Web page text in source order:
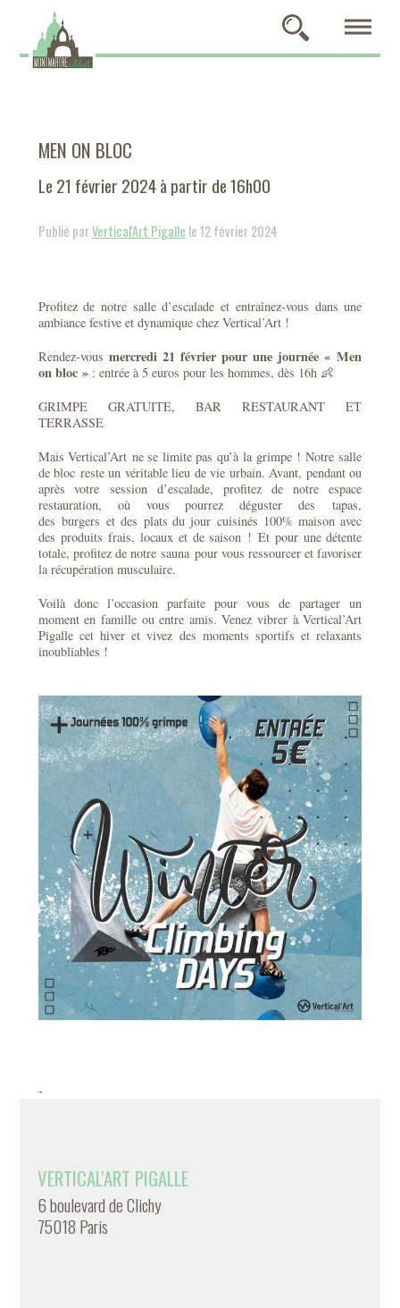
MEN ON BLOC
Le 21 février 2024 à partir de 16h00
Publié parVertical'Art Pigalle le 12 février 2024
Profitez de notre salle d’escalade et entraînez-vous dans une
ambiance festive et dynamique chez Vertical’Art !
Rendez-vous mercredi 21 février pour une journée « Men
on bloc »: entrée à 5 euros pour les hommes, dès 16h 👶
GRIMPE GRATUITE, BAR RESTAURANT ET
TERRASSE
Mais Vertical’Art ne se limite pas qu’à la grimpe ! Notre salle
de bloc reste un véritable lieu de vie urbain. Avant, pendant ou
après votre session d’escalade, profitez de notre espace
restauration, où vous pourrez déguster des tapas,
des burgers et des plats du jour cuisinés 100% maison avec
des produits frais, locaux et de saison ! Et pour une détente
totale, profitez de notre sauna pour vous ressourcer et favoriser
la récupération musculaire.
Voilà donc l’occasion parfaite pour vous de partager un
moment en famille ou entre amis. Venez vibrer à Vertical’Art
Pigalle cet hiver et vivez des moments sportifs et relaxants
inoubliables !
-
VERTICAL'ART PIGALLE
6 boulevard de Clichy
75018 Paris